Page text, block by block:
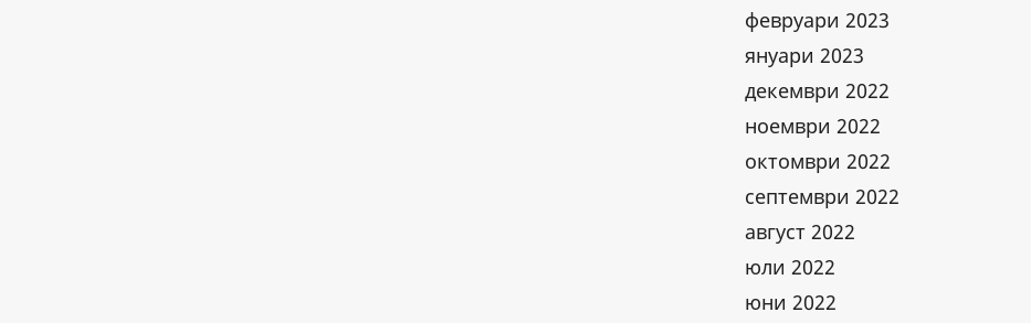
февруари 2023
януари 2023
декември 2022
ноември 2022
октомври 2022
септември 2022
август 2022
юли 2022
юни 2022